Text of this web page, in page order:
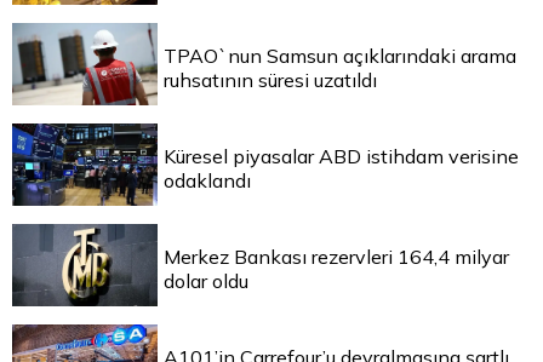
TPAO`nun Samsun açıklarındaki arama
ruhsatının süresi uzatıldı
Küresel piyasalar ABD istihdam verisine
odaklandı
Merkez Bankası rezervleri 164,4 milyar
dolar oldu